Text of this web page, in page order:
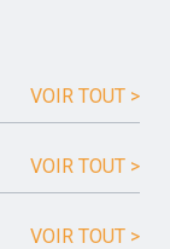
VOIR TOUT >
VOIR TOUT >
VOIR TOUT >